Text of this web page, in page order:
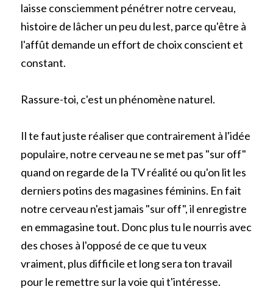
laisse consciemment pénétrer notre cerveau,
histoire de lâcher un peu du lest, parce qu'être à
l'affût demande un effort de choix conscient et
constant.
Rassure-toi, c'est un phénomène naturel.
Il te faut juste réaliser que contrairement à l'idée
populaire, notre cerveau ne se met pas "sur off"
quand on regarde de la TV réalité ou qu'on lit les
derniers potins des magasines féminins. En fait
notre cerveau n'est jamais "sur off", il enregistre
en emmagasine tout. Donc plus tu le nourris avec
des choses à l'opposé de ce que tu veux
vraiment, plus difficile et long sera ton travail
pour le remettre sur la voie qui t'intéresse.